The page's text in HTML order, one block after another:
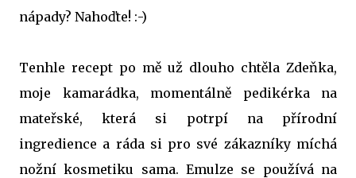
nápady? Nahoďte! :-)
Tenhle recept po mě už dlouho chtěla Zdeňka,
moje kamarádka, momentálně pedikérka na
mateřské, která si potrpí na přírodní
ingredience a ráda si pro své zákazníky míchá
nožní kosmetiku sama. Emulze se používá na